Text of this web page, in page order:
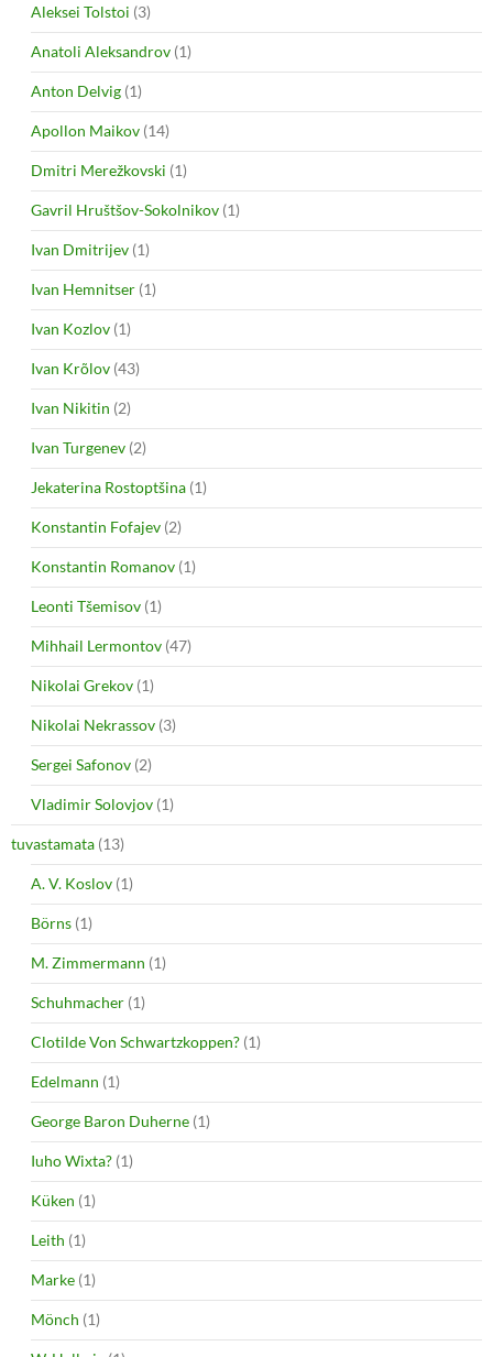
Aleksei Tolstoi (3)
Anatoli Aleksandrov (1)
Anton Delvig (1)
Apollon Maikov (14)
Dmitri Merežkovski (1)
Gavril Hruštšov-Sokolnikov (1)
Ivan Dmitrijev (1)
Ivan Hemnitser (1)
Ivan Kozlov (1)
Ivan Krõlov (43)
Ivan Nikitin (2)
Ivan Turgenev (2)
Jekaterina Rostoptšina (1)
Konstantin Fofajev (2)
Konstantin Romanov (1)
Leonti Tšemisov (1)
Mihhail Lermontov (47)
Nikolai Grekov (1)
Nikolai Nekrassov (3)
Sergei Safonov (2)
Vladimir Solovjov (1)
tuvastamata (13)
A. V. Koslov (1)
Börns (1)
M. Zimmermann (1)
Schuhmacher (1)
Clotilde Von Schwartzkoppen? (1)
Edelmann (1)
George Baron Duherne (1)
Iuho Wixta? (1)
Küken (1)
Leith (1)
Marke (1)
Mönch (1)